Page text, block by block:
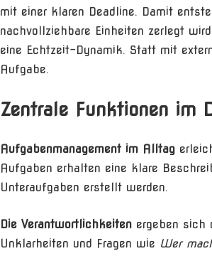
mit einer klaren Deadline. Damit
nachvollziehbare Einheiten zerlegt
eine Echtzeit-Dynamik. Statt mit
Aufgabe.
Zentrale Funktionen im
Aufgabenmanagement im Alltag
Aufgaben erhalten eine klare
Unteraufgaben erstellt werden.
Die Verantwortlichkeiten ergeben sich
Unklarheiten und Fragen wie Wer